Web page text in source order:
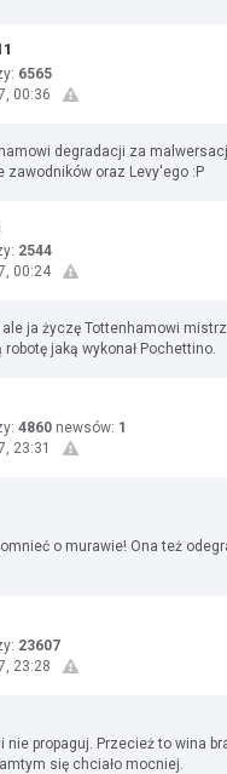
6565
00:36
degradacji za
zawodników oraz Levy'ego :P
2544
00:24
ja życzę Tottenhamowi
jaką wykonał Pochettino.
4860 newsów: 1
23:31
o murawie! Ona też
23607
23:28
nie propaguj. Przecież to wina
się chciało mocniej.